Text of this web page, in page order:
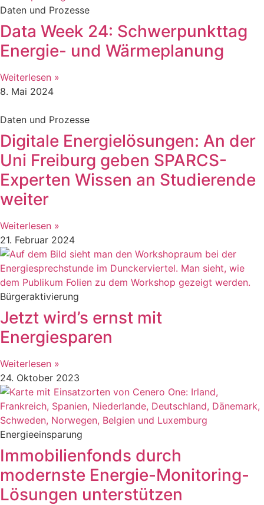
Daten und Prozesse
Data Week 24: Schwerpunkttag
Energie- und Wärmeplanung
Weiterlesen »
8. Mai 2024
Daten und Prozesse
Digitale Energielösungen: An der
Uni Freiburg geben SPARCS-
Experten Wissen an Studierende
weiter
Weiterlesen »
21. Februar 2024
Bürgeraktivierung
Jetzt wird’s ernst mit
Energiesparen
Weiterlesen »
24. Oktober 2023
Energieeinsparung
Immobilienfonds durch
modernste Energie-Monitoring-
Lösungen unterstützen